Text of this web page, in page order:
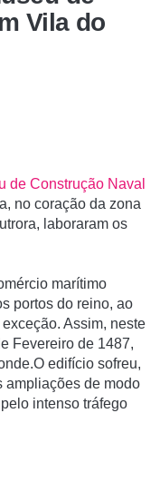
Vila do
de Construção Naval
no coração da zona
laboraram os
marítimo
portos do reino, ao
Assim, neste
Fevereiro de 1487,
edifício sofreu,
ampliações de modo
intenso tráfego